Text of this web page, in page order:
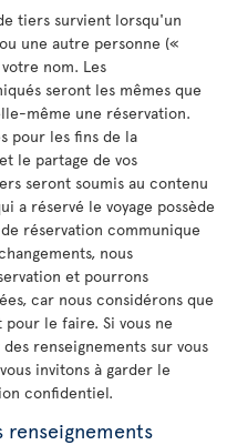
tiers survient lorsqu'un
une autre personne («
nom. Les
seront les mêmes que
même une réservation.
pour les fins de la
le partage de vos
seront soumis au contenu
a réservé le voyage possède
réservation communique
nous
et pourrons
car nous considérons que
le faire. Si vous ne
renseignements sur vous
invitons à garder le
confidentiel.